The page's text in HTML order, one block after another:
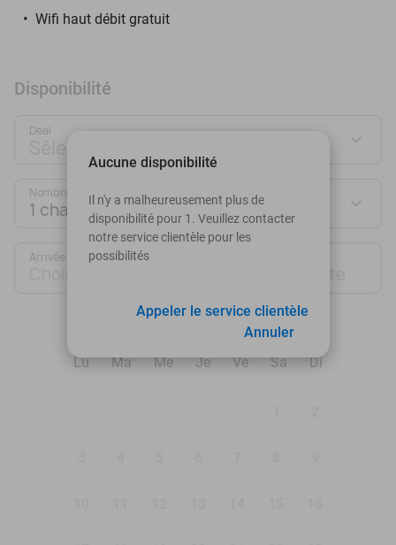
Wifi haut débit gratuit
Disponibilité
Deal
Sélectionnez votre deal
Nombre de chambres :
1 chambre
Arrivée
Lu
Ma Me Je Ve Sa Di
Aucune disponibilité
Il n'y a malheureusement plus de
disponibilité pour 1. Veuillez contacter
notre service clientèle pour les
possibilités
Appeler le service clientèle
Annuler